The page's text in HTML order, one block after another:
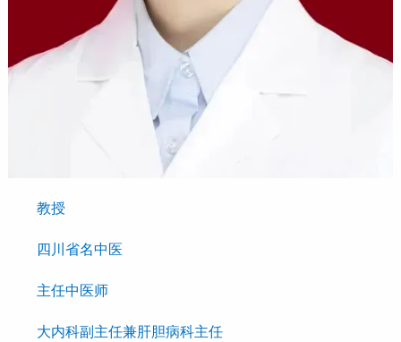
教授
四川省名中医
主任中医师
大内科副主任兼肝胆病科主任